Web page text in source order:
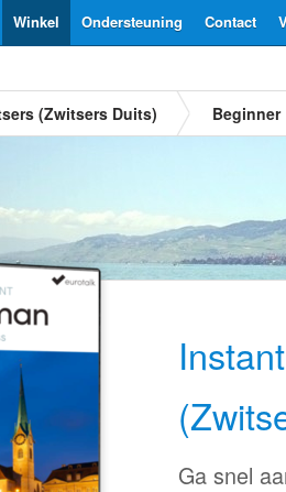
Contact
Ondersteuning
Winkel
(Zwitsers Duits) Beginner
Ga snel